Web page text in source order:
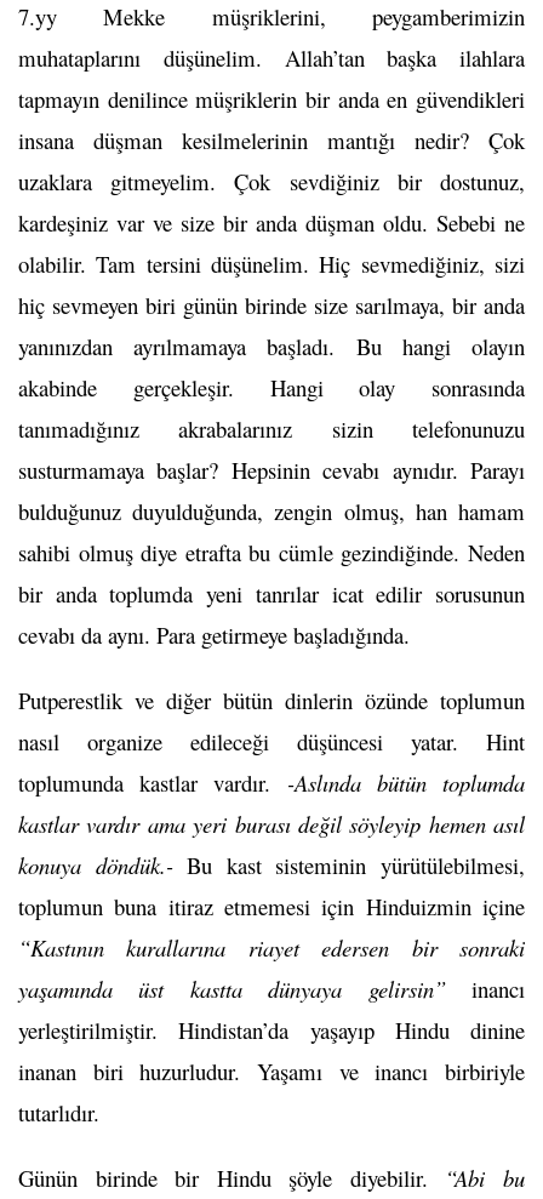
7.yy Mekke müşriklerini, peygamberimizin
muhataplarını düşünelim. Allah’tan başka ilahlara
tapmayın denilince müşriklerin bir anda en güvendikleri
insana düşman kesilmelerinin mantığı nedir? Çok
uzaklara gitmeyelim. Çok sevdiğiniz bir dostunuz,
kardeşiniz var ve size bir anda düşman oldu. Sebebi ne
olabilir. Tam tersini düşünelim. Hiç sevmediğiniz, sizi
hiç sevmeyen biri günün birinde size sarılmaya, bir anda
yanınızdan ayrılmamaya başladı. Bu hangi olayın
akabinde gerçekleşir. Hangi olay sonrasında
tanımadığınız akrabalarınız sizin telefonunuzu
susturmamaya başlar? Hepsinin cevabı aynıdır. Parayı
bulduğunuz duyulduğunda, zengin olmuş, han hamam
sahibi olmuş diye etrafta bu cümle gezindiğinde. Neden
bir anda toplumda yeni tanrılar icat edilir sorusunun
cevabı da aynı. Para getirmeye başladığında.
Putperestlik ve diğer bütün dinlerin özünde toplumun
nasıl organize edileceği düşüncesi yatar. Hint
toplumunda kastlar vardır. -Aslında bütün toplumda
kastlar vardır ama yeri burası değil söyleyip hemen asıl
konuya döndük.-Bu kast sisteminin yürütülebilmesi,
toplumun buna itiraz etmemesi için Hinduizmin içine
“Kastının kurallarına riayet edersen bir sonraki
yaşamında üst kastta dünyaya gelirsin”inancı
yerleştirilmiştir. Hindistan’da yaşayıp Hindu dinine
inanan biri huzurludur. Yaşamı ve inancı birbiriyle
tutarlıdır.
Günün birinde bir Hindu şöyle diyebilir. “Abi bu